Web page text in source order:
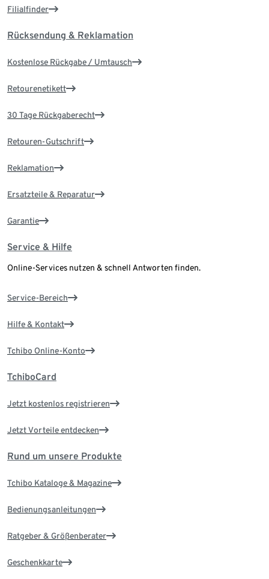
Filialfinder
Rücksendung & Reklamation
Kostenlose Rückgabe / Umtausch
Retourenetikett
30 Tage Rückgaberecht
Retouren-Gutschrift
Reklamation
Ersatzteile & Reparatur
Garantie
Service & Hilfe
Online-Services nutzen & schnell Antworten finden.
Service-Bereich
Hilfe & Kontakt
Tchibo Online-Konto
TchiboCard
Jetzt kostenlos registrieren
Jetzt Vorteile entdecken
Rund um unsere Produkte
Tchibo Kataloge & Magazine
Bedienungsanleitungen
Ratgeber & Größenberater
Geschenkkarte